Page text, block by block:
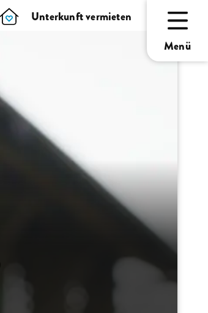
Unterkunft vermieten
Menü